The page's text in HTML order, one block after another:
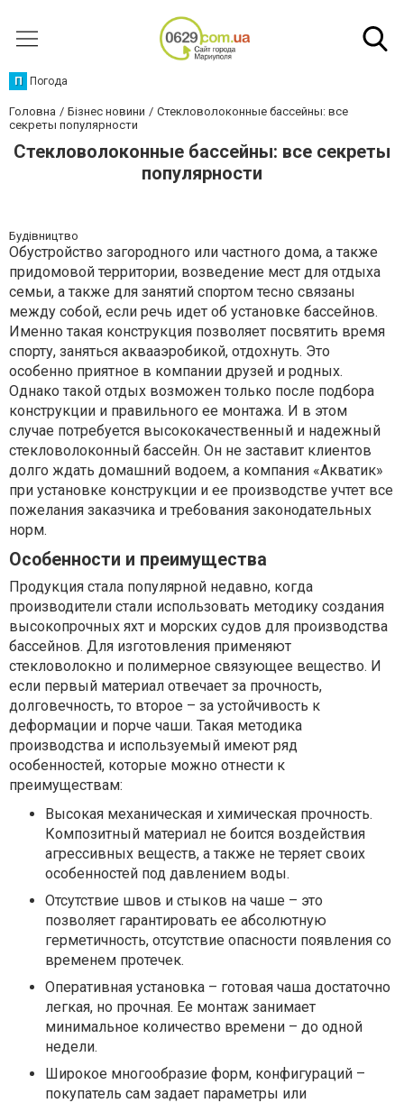
П Погода
Головна Бізнес новини
Стекловолоконные бассейны: все
секреты популярности
Стекловолоконные бассейны: все секреты
популярности
Будівництво
Обустройство загородного или частного дома, а также
придомовой территории, возведение мест для отдыха
семьи, а также для занятий спортом тесно связаны
между собой, если речь идет об установке бассейнов.
Именно такая конструкция позволяет посвятить время
спорту, заняться аквааэробикой, отдохнуть. Это
особенно приятное в компании друзей и родных.
Однако такой отдых возможен только после подбора
конструкции и правильного ее монтажа. И в этом
случае потребуется высококачественный и надежный
стекловолоконный бассейн. Он не заставит клиентов
долго ждать домашний водоем, а компания «Акватик»
при установке конструкции и ее производстве учтет все
пожелания заказчика и требования законодательных
норм.
Особенности и преимущества
Продукция стала популярной недавно, когда
производители стали использовать методику создания
высокопрочных яхт и морских судов для производства
бассейнов. Для изготовления применяют
стекловолокно и полимерное связующее вещество. И
если первый материал отвечает за прочность,
долговечность, то второе – за устойчивость к
деформации и порче чаши. Такая методика
производства и используемый имеют ряд
особенностей, которые можно отнести к
преимуществам:
Высокая механическая и химическая прочность.
Композитный материал не боится воздействия
агрессивных веществ, а также не теряет своих
особенностей под давлением воды.
Отсутствие швов и стыков на чаше – это
позволяет гарантировать ее абсолютную
герметичность, отсутствие опасности появления со
временем протечек.
Оперативная установка – готовая чаша достаточно
легкая, но прочная. Ее монтаж занимает
минимальное количество времени – до одной
недели.
Широкое многообразие форм, конфигураций –
покупатель сам задает параметры или